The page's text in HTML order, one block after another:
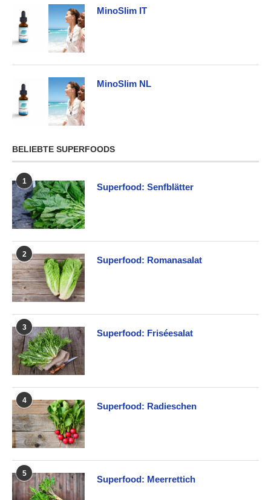
MinoSlim IT
MinoSlim NL
BELIEBTE SUPERFOODS
1
Superfood: Senfblätter
2
Superfood: Romanasalat
3
Superfood: Friséesalat
4
Superfood: Radieschen
5
Superfood: Meerrettich